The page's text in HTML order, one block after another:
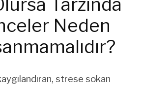
Neden
strese sokan